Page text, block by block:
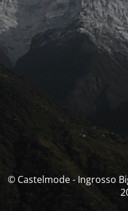
© Castelmode - Ingrosso